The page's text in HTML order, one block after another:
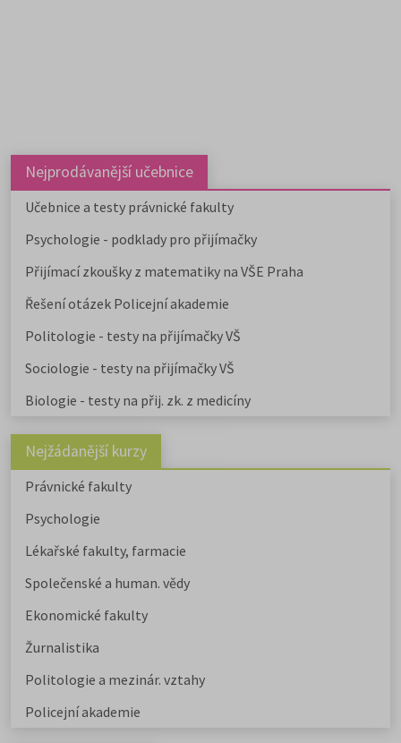
Nejprodávanější učebnice
Učebnice a testy právnické fakulty
Psychologie - podklady pro přijímačky
Přijímací zkoušky z matematiky na VŠE Praha
Řešení otázek Policejní akademie
Politologie - testy na přijímačky VŠ
Sociologie - testy na přijímačky VŠ
Biologie - testy na přij. zk. z medicíny
Nejžádanější kurzy
Právnické fakulty
Psychologie
Lékařské fakulty, farmacie
Společenské a human. vědy
Ekonomické fakulty
Žurnalistika
Politologie a mezinár. vztahy
Policejní akademie